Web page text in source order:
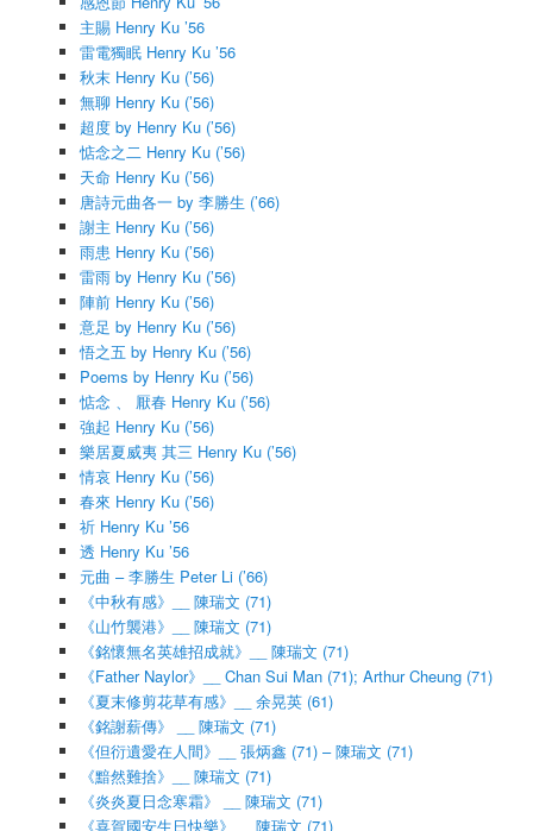
主賜 Henry Ku ’56
雷電獨眠 Henry Ku ’56
秋末 Henry Ku (’56)
無聊 Henry Ku (’56)
超度 by Henry Ku (’56)
惦念之二 Henry Ku (’56)
天命 Henry Ku (’56)
唐詩元曲各一 by 李勝生 (’66)
謝主 Henry Ku (’56)
雨患 Henry Ku (’56)
雷雨 by Henry Ku (’56)
陣前 Henry Ku (’56)
意足 by Henry Ku (’56)
悟之五 by Henry Ku (’56)
Poems by Henry Ku (’56)
惦念 、 厭春 Henry Ku (’56)
強起 Henry Ku (’56)
樂居夏威夷 其三 Henry Ku (’56)
情哀 Henry Ku (’56)
春來 Henry Ku (’56)
祈 Henry Ku ’56
透 Henry Ku ’56
元曲 – 李勝生 Peter Li (’66)
《中秋有感》__ 陳瑞文 (71)
《山竹襲港》__ 陳瑞文 (71)
《銘懷無名英雄招成就》__ 陳瑞文 (71)
《Father Naylor》__ Chan Sui Man (71); Arthur Cheung (71)
《夏末修剪花草有感》__ 余晃英 (61)
《銘謝薪傳》 __ 陳瑞文 (71)
《但衍遺愛在人間》__ 張炳鑫 (71) – 陳瑞文 (71)
《黯然難捨》__ 陳瑞文 (71)
《炎炎夏日念寒霜》 __ 陳瑞文 (71)
《喜賀國安生日快樂》__ 陳瑞文 (71)